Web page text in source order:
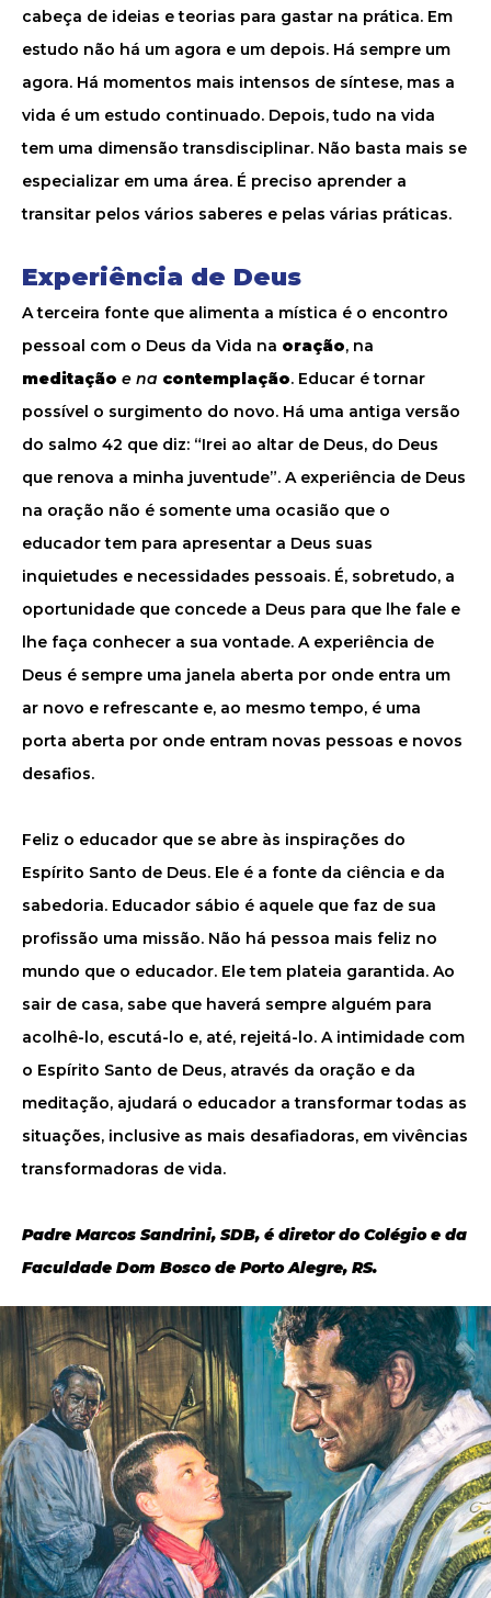
cabeça de ideias e teorias para gastar na prática. Em
estudo não há um agora e um depois. Há sempre um
agora. Há momentos mais intensos de síntese, mas a
vida é um estudo continuado. Depois, tudo na vida
tem uma dimensão transdisciplinar. Não basta mais se
especializar em uma área. É preciso aprender a
transitar pelos vários saberes e pelas várias práticas.
Experiência de Deus
A terceira fonte que alimenta a mística é o encontro
pessoal com o Deus da Vida na oração, na
meditação e na contemplação. Educar é tornar
possível o surgimento do novo. Há uma antiga versão
do salmo 42 que diz: “Irei ao altar de Deus, do Deus
que renova a minha juventude”. A experiência de Deus
na oração não é somente uma ocasião que o
educador tem para apresentar a Deus suas
inquietudes e necessidades pessoais. É, sobretudo, a
oportunidade que concede a Deus para que lhe fale e
lhe faça conhecer a sua vontade. A experiência de
Deus é sempre uma janela aberta por onde entra um
ar novo e refrescante e, ao mesmo tempo, é uma
porta aberta por onde entram novas pessoas e novos
desafios.
Feliz o educador que se abre às inspirações do
Espírito Santo de Deus. Ele é a fonte da ciência e da
sabedoria. Educador sábio é aquele que faz de sua
profissão uma missão. Não há pessoa mais feliz no
mundo que o educador. Ele tem plateia garantida. Ao
sair de casa, sabe que haverá sempre alguém para
acolhê-lo, escutá-lo e, até, rejeitá-lo. A intimidade com
o Espírito Santo de Deus, através da oração e da
meditação, ajudará o educador a transformar todas as
situações, inclusive as mais desafiadoras, em vivências
transformadoras de vida.
Padre Marcos Sandrini, SDB, é diretor do Colégio e da
Faculdade Dom Bosco de Porto Alegre, RS.